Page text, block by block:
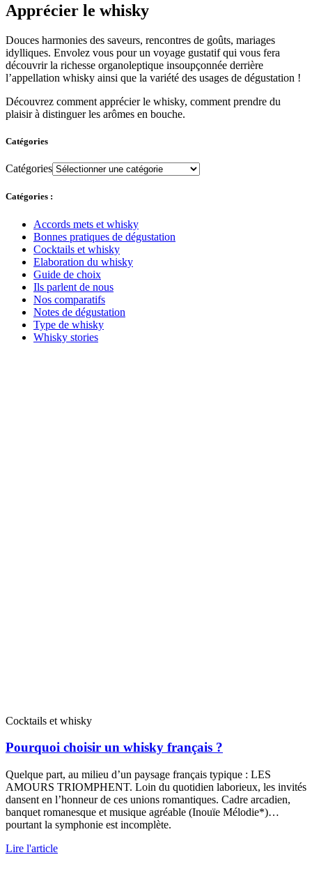
Apprécier le whisky
Douces harmonies des saveurs, rencontres de goûts, mariages
idylliques. Envolez vous pour un voyage gustatif qui vous fera
découvrir la richesse organoleptique insoupçonnée derrière
l’appellation whisky ainsi que la variété des usages de dégustation !
Découvrez comment apprécier le whisky, comment prendre du
plaisir à distinguer les arômes en bouche.
Catégories
Catégories
Catégories :
Accords mets et whisky
Bonnes pratiques de dégustation
Cocktails et whisky
Elaboration du whisky
Guide de choix
Ils parlent de nous
Nos comparatifs
Notes de dégustation
Type de whisky
Whisky stories
Cocktails et whisky
Pourquoi choisir un whisky français ?
Quelque part, au milieu d’un paysage français typique : LES
AMOURS TRIOMPHENT. Loin du quotidien laborieux, les invités
dansent en l’honneur de ces unions romantiques. Cadre arcadien,
banquet romanesque et musique agréable (Inouïe Mélodie*)…
pourtant la symphonie est incomplète.
Lire l'article